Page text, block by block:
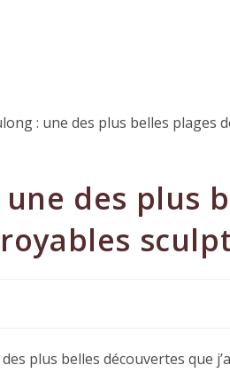
des plus
plus belles découvertes que